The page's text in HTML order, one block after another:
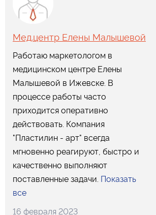
Мед.центр Елены Малышевой
Работаю маркетологом в
медицинском центре Елены
Малышевой в Ижевске. В
процессе работы часто
приходится оперативно
действовать. Компания
"Пластилин - арт" всегда
мгновенно реагируют, быстро и
качественно выполняют
поставленные задачи. Показать
все
16 февраля 2023